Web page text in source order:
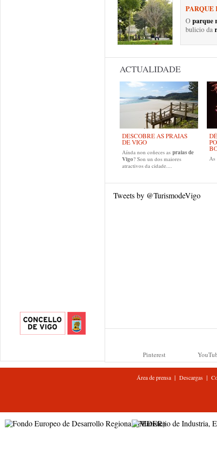
PARQUE
O parque
bulicio da
ACTUALIDADE
DESCOBRE AS PRAIAS
DE VIGO
Aínda non coñeces as praias de
Vigo? Son un dos maiores
atractivos da cidade....
As
Tweets by @TurismodeVigo
Pinterest
Área de prensa| Descargas|